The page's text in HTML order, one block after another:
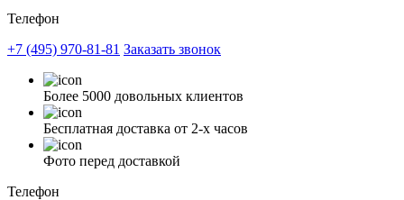
Телефон
+7 (495) 970-81-81 Заказать звонок
Более 5000 довольных клиентов
Бесплатная доставка от 2-х часов
Фото перед доставкой
Телефон